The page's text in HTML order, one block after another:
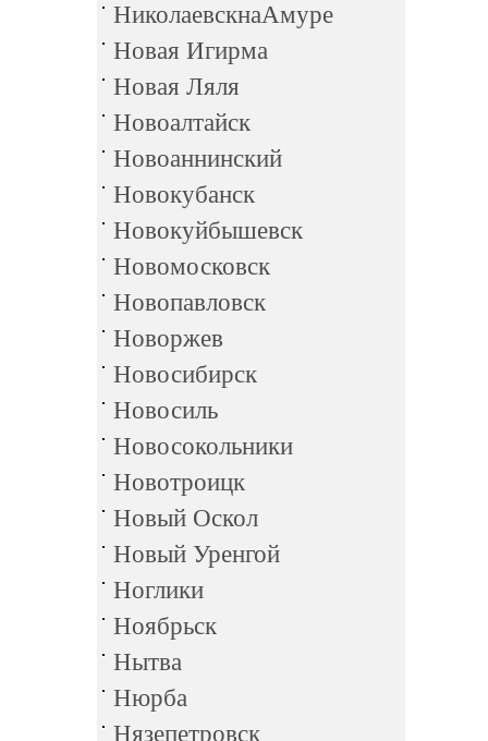
НиколаевскнаАмуре
Новая Игирма
Новая Ляля
Новоалтайск
Новоаннинский
Новокубанск
Новокуйбышевск
Новомосковск
Новопавловск
Новоржев
Новосибирск
Новосиль
Новосокольники
Новотроицк
Новый Оскол
Новый Уренгой
Ноглики
Ноябрьск
Нытва
Нюрба
Нязепетровск